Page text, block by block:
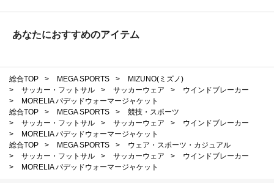
あなたにおすすめのアイテム
総合TOP > MEGA SPORTS >
MIZUNO(ミズノ)
>
サッカー・フットサル > サッカーウェア >
ウインドブレーカー
>
MORELIA パデッドウォーマージャケット
総合TOP
> MEGA SPORTS >
競技・スポーツ
>
サッカー・フットサル > サッカーウェア >
ウインドブレーカー
>
MORELIA パデッドウォーマージャケット
総合TOP
> MEGA SPORTS >
ウェア・スポーツ・カジュアル
>
サッカー・フットサル > サッカーウェア >
ウインドブレーカー
>
MORELIA パデッドウォーマージャケット